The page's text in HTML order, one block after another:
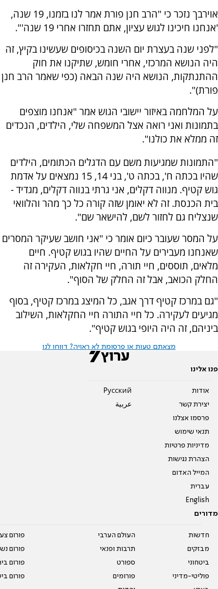
אוירבך נזכר כי "הרב חנן פורת אמר לנו בזמנו, 19 שנה,
'אנחנו חיכינו לגוש עציון, אתם תחזרו אחרי 19 שנה'".
"לפני שנה בעצרת יום השנה בכיסופים שעשינו בקיץ, זה
היה הנושא המרכזי, אחרי חומש, שתיקנו את חוק
ההתנתקות, הנושא היה שנה הבאה (כפי שאמר הרב חנן
פורת)".
על המלחמה באיזור יישובי הגוש אמר "אנחנו מוצפים
בתמונות ואני רואה אצל המשפחה שלי, הילדים, הנכדים
זה ממלא את כולנו".
"התמונות שמגיעות משם עם הדגלים הכתומים, הילדים
שהיו בכתה ח', בכתה ט', בני 14, 15 נמצאים על אדמת
גוש קטיף. מנווה דקלים, אני גרתי בנווה דקלים, מגדיד -
בית הכנסת. זה לא יאומן שזה קורה כל כך מהר והלוואי
שנצליח גם לחזור לשם, להישאר שם".
על המסר שעובר כיום אומר כי "אני חושב שעיקר המסרים
שאנחנו מעבירים על החיים שהיו בגוש קטיף. חיים
מלאים, תוססים, חיי תורה, חיי חקלאות, העקירה זה
החלק הכואב, אבל זה החלק של הסוף".
"גם במרכז קטיף דרך אגב, כל המיצג במרכז קטיף, בסוף
מגיעים לעקירה. כל חיי התורה חיי החקלאות, השילוב
ביניהם, זה היה היופי בגוש קטיף".
מצאתם טעות או פרסומת לא ראויה? דווחו לנו
פנו אלינו
אודות
יצירת קשר
פרסמו אצלנו
תנאי שימוש
מדיניות פרטיות
הצהרת נגישות
המייל האדום
עברית
English
Pусский
عربية
מדורים
חדשות
מבזקים
ביטחוני
פוליטי-מדיני
העולם הערבי
תרבות ופנאי
ספורט
פורומים
פורום
פורום
פורום
פורום